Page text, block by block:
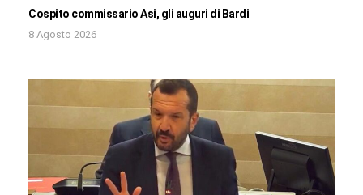
Cospito commissario Asi, gli auguri di Bardi
8 Agosto 2026